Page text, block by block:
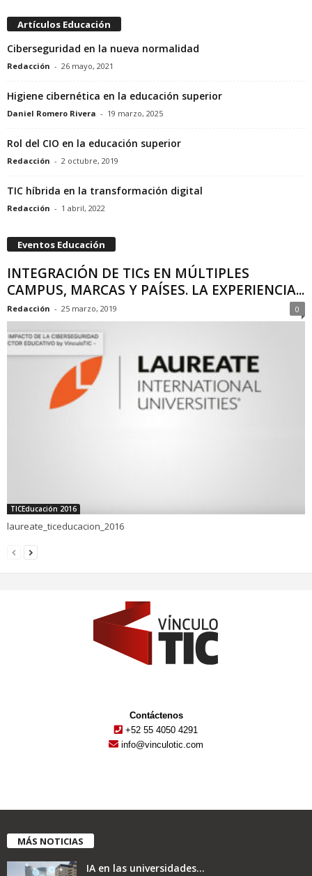
Artículos Educación
Ciberseguridad en la nueva normalidad
Redacción - 26 mayo, 2021
Higiene cibernética en la educación superior
Daniel Romero Rivera - 19 marzo, 2025
Rol del CIO en la educación superior
Redacción - 2 octubre, 2019
TIC híbrida en la transformación digital
Redacción - 1 abril, 2022
Eventos Educación
INTEGRACIÓN DE TICs EN MÚLTIPLES
CAMPUS, MARCAS Y PAÍSES. LA EXPERIENCIA...
Redacción - 25 marzo, 2019 0
TICEducación 2016
laureate_ticeducacion_2016
Contáctenos
+52 55 4050 4291
info@vinculotic.com
MÁS NOTICIAS
IA en las universidades...